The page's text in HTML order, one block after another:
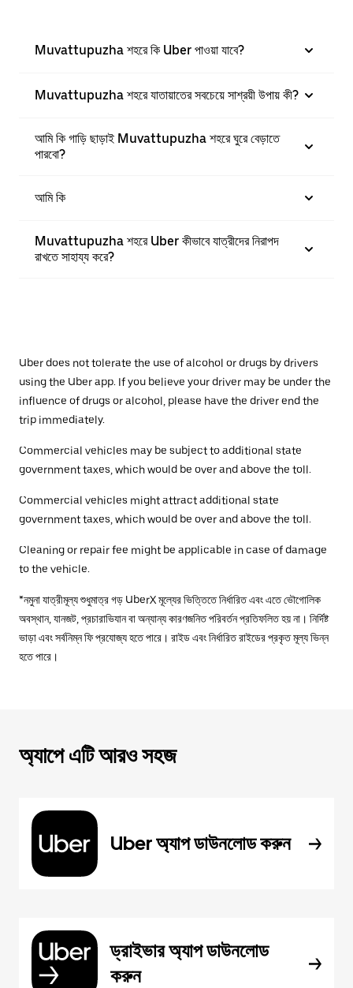
Muvattupuzha শহরে কি Uber পাওয়া যাবে?
Muvattupuzha শহরে যাতায়াতের সবচেয়ে সাশ্রয়ী উপায় কী?
আমি কি গাড়ি ছাড়াই Muvattupuzha শহরে ঘুরে বেড়াতে
পারবো?
আমি কি
Muvattupuzha শহরে Uber কীভাবে যাত্রীদের নিরাপদ
রাখতে সাহায্য করে?
Uber does not tolerate the use of alcohol or drugs by drivers
using the Uber app. If you believe your driver may be under the
influence of drugs or alcohol, please have the driver end the
trip immediately.
Commercial vehicles may be subject to additional state
government taxes, which would be over and above the toll.
Commercial vehicles might attract additional state
government taxes, which would be over and above the toll.
Cleaning or repair fee might be applicable in case of damage
to the vehicle.
*নমুনা যাত্রীমূল্য শুধুমাত্র গড় UberX মূল্যের ভিত্তিতে নির্ধারিত এবং এতে ভৌগোলিক
অবস্থান, যানজট, প্রচারাভিযান বা অন্যান্য কারণজনিত পরিবর্তন প্রতিফলিত হয় না। নির্দিষ্ট
ভাড়া এবং সর্বনিম্ন ফি প্রযোজ্য হতে পারে। রাইড এবং নির্ধারিত রাইডের প্রকৃত মূল্য ভিন্ন
হতে পারে।
অ্যাপে এটি আরও সহজ
Uber অ্যাপ ডাউনলোড করুন
ড্রাইভার অ্যাপ ডাউনলোড
করুন